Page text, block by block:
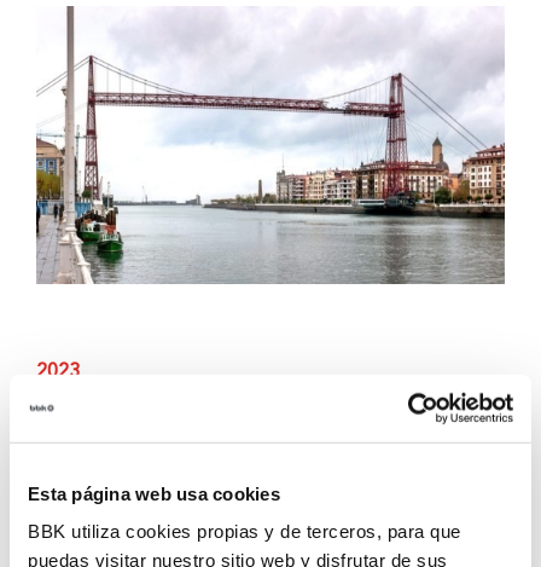
Esta página web usa cookies
BBK utiliza cookies propias y de terceros, para que
puedas visitar nuestro sitio web y disfrutar de sus
2023
Kolapso
retorno?Una intervención artística que refleja la
presión que ejercemos entre todos sobre el mundo
que habitamos, invitando a reflexionar sobre el